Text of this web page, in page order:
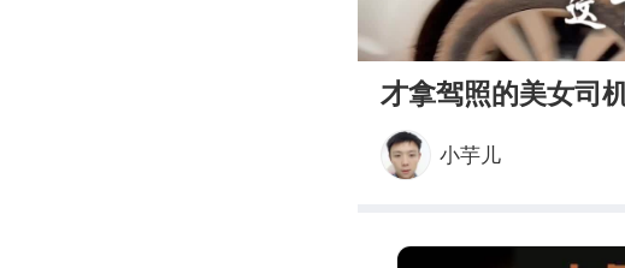
00:00
才拿驾照的美女司
小芋儿